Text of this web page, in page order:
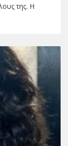
της. Η